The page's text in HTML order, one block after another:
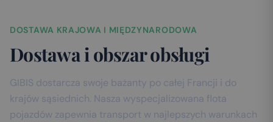
DOSTAWA KRAJOWA I MIĘDZYNARODOWA
Dostawa i obszar obsługi
GIBIS dostarcza swoje bażanty po całej Francji i do
krajów sąsiednich. Nasza wyspecjalizowana flota
pojazdów zapewnia transport w najlepszych warunkach